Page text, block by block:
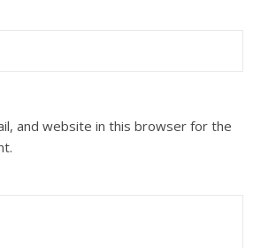
and website in this browser for the